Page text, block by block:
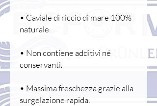
• Caviale di riccio di mare 100%
naturale
• Non contiene additivi né
conservanti.
• Massima freschezza grazie alla
surgelazione rapida.